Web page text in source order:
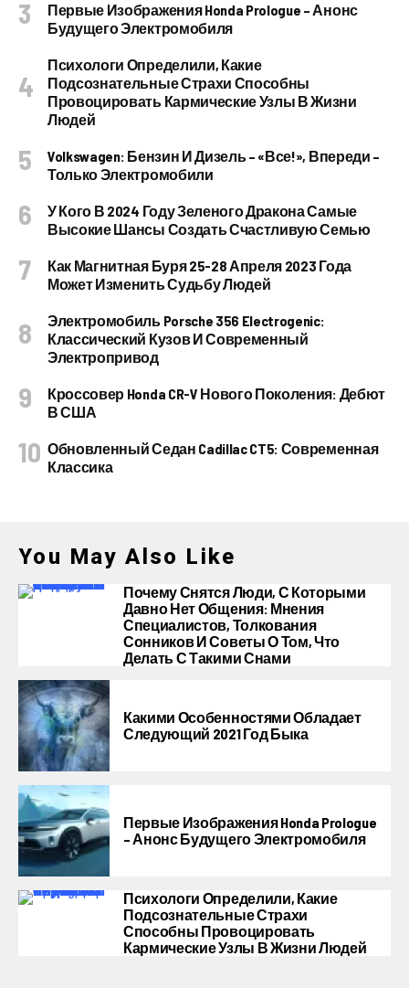
Первые Изображения Honda Prologue – Анонс
Будущего Электромобиля
Психологи Определили, Какие
Подсознательные Страхи Способны
Провоцировать Кармические Узлы В Жизни
Людей
Volkswagen: Бензин И Дизель – «все!», Впереди –
Только Электромобили
У Кого В 2024 Году Зеленого Дракона Самые
Высокие Шансы Создать Счастливую Семью
Как Магнитная Буря 25-28 Апреля 2023 Года
Может Изменить Судьбу Людей
Электромобиль Porsche 356 Electrogenic:
Классический Кузов И Современный
Электропривод
Кроссовер Honda CR-V Нового Поколения: Дебют
В США
Обновленный Седан Cadillac CT5: Современная
Классика
You May Also Like
Почему Снятся Люди, С Которыми
Давно Нет Общения: Мнения
Специалистов, Толкования
Сонников И Советы О Том, Что
Делать С Такими Снами
Какими Особенностями Обладает
Следующий 2021 Год Быка
Первые Изображения Honda Prologue
– Анонс Будущего Электромобиля
Психологи Определили, Какие
Подсознательные Страхи
Способны Провоцировать
Кармические Узлы В Жизни Людей